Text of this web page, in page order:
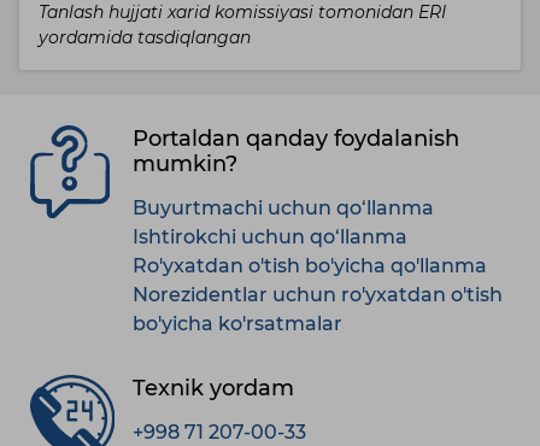
Tanlash hujjati xarid komissiyasi tomonidan ERI
yordamida tasdiqlangan
Portaldan qanday foydalanish
mumkin?
Buyurtmachi uchun qo‘llanma
Ishtirokchi uchun qo‘llanma
Ro'yxatdan o'tish bo'yicha qo'llanma
Norezidentlar uchun ro'yxatdan o'tish
bo'yicha ko'rsatmalar
Texnik yordam
+998 71 207-00-33